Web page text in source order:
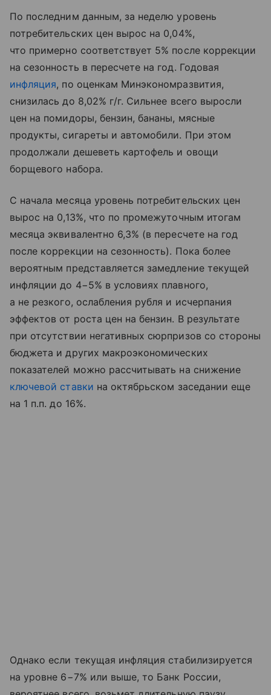
По последним данным, за неделю уровень
потребительских цен вырос на 0,04%,
что примерно соответствует 5% после коррекции
на сезонность в пересчете на год. Годовая
инфляция, по оценкам Минэкономразвития,
снизилась до 8,02% г/г. Сильнее всего выросли
цен на помидоры, бензин, бананы, мясные
продукты, сигареты и автомобили. При этом
продолжали дешеветь картофель и овощи
борщевого набора.
С начала месяца уровень потребительских цен
вырос на 0,13%, что по промежуточным итогам
месяца эквивалентно 6,3% (в пересчете на год
после коррекции на сезонность). Пока более
вероятным представляется замедление текущей
инфляции до 4−5% в условиях плавного,
а не резкого, ослабления рубля и исчерпания
эффектов от роста цен на бензин. В результате
при отсутствии негативных сюрпризов со стороны
бюджета и других макроэкономических
показателей можно рассчитывать на снижение
ключевой ставки на октябрьском заседании еще
на 1 п.п. до 16%.
Однако если текущая инфляция стабилизируется
на уровне 6−7% или выше, то Банк России,